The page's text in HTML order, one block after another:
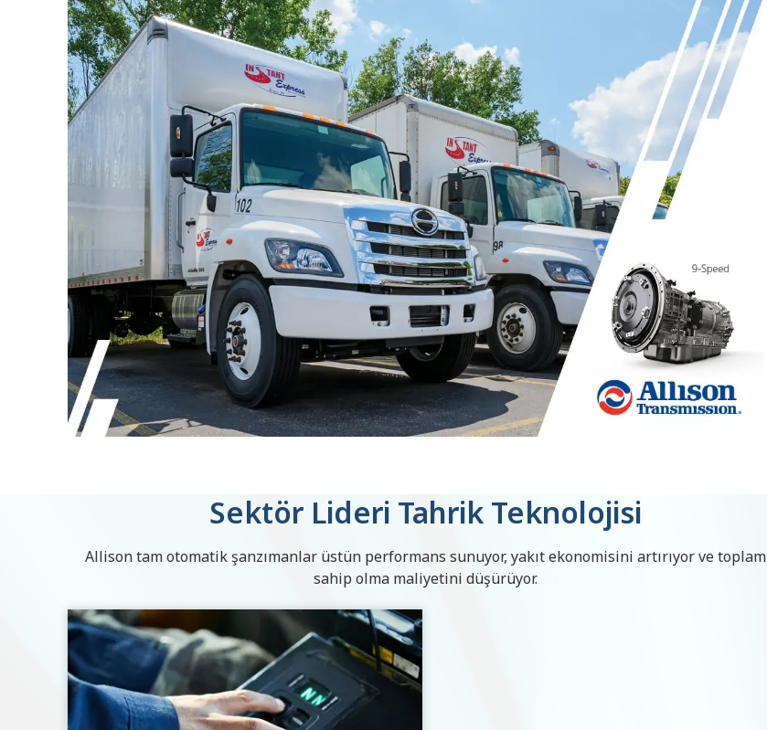
Sektör Lideri Tahrik Teknolojisi
Allison tam otomatik şanzımanlar üstün performans sunuyor, yakıt ekonomisini artırıyor ve toplam
sahip olma maliyetini düşürüyor.